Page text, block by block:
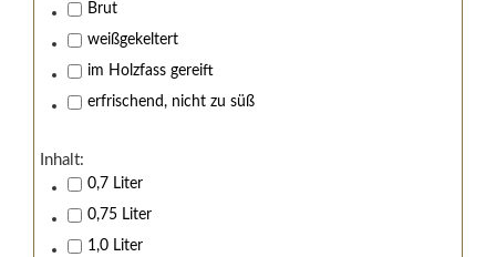
Brut
weißgekeltert
im Holzfass gereift
erfrischend, nicht zu süß
Inhalt:
0,7 Liter
0,75 Liter
1,0 Liter